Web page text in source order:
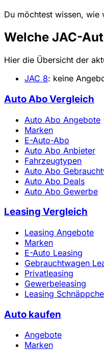
Du möchtest wissen, wie
Welche JAC-
Hier die Übersicht der
JAC 8: keine
Auto Abo Vergleich
Auto Abo Angebote
Marken
E-Auto-Abo
Auto Abo Anbieter
Fahrzeugtypen
Auto Abo
Auto Abo Deals
Auto Abo Gewerbe
Leasing Vergleich
Leasing Angebote
Marken
E-Auto Leasing
Gebrauchtwagen
Privatleasing
Gewerbeleasing
Leasing
Auto kaufen
Angebote
Marken